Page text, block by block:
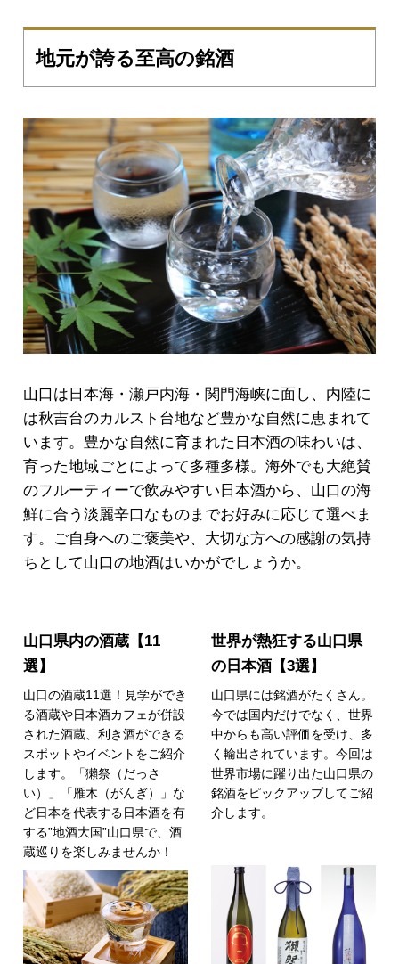
地元が誇る至高の銘酒
山口は日本海・瀬戸内海・関門海峡に面し、内陸に
は秋吉台のカルスト台地など豊かな自然に恵まれて
います。豊かな自然に育まれた日本酒の味わいは、
育った地域ごとによって多種多様。海外でも大絶賛
のフルーティーで飲みやすい日本酒から、山口の海
鮮に合う淡麗辛口なものまでお好みに応じて選べま
す。ご自身へのご褒美や、大切な方への感謝の気持
ちとして山口の地酒はいかがでしょうか。
山口県内の酒蔵【11
選】
山口の酒蔵11選！見学ができ
る酒蔵や日本酒カフェが併設
された酒蔵、利き酒ができる
スポットやイベントをご紹介
します。「獺祭（だっさ
い）」「雁木（がんぎ）」な
ど日本を代表する日本酒を有
する”地酒大国”山口県で、酒
蔵巡りを楽しみませんか！
世界が熱狂する山口県
の日本酒【3選】
山口県には銘酒がたくさん。
今では国内だけでなく、世界
中からも高い評価を受け、多
く輸出されています。今回は
世界市場に躍り出た山口県の
銘酒をピックアップしてご紹
介します。